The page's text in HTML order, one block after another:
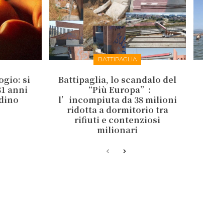
si
anni
BATTIPAGLIA
Battipaglia, lo scandalo del
“Più Europa”:
l’incompiuta da 38 milioni
ridotta a dormitorio tra
rifiuti e contenziosi
milionari